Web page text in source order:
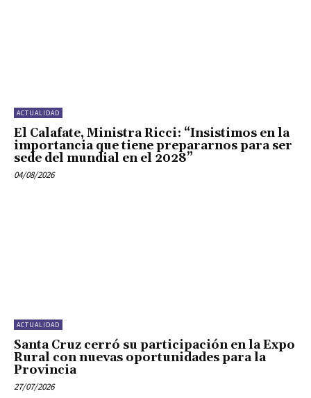
ACTUALIDAD
El Calafate, Ministra Ricci: “Insistimos en la
importancia que tiene prepararnos para ser
sede del mundial en el 2028”
04/08/2026
ACTUALIDAD
Santa Cruz cerró su participación en la Expo
Rural con nuevas oportunidades para la
Provincia
27/07/2026